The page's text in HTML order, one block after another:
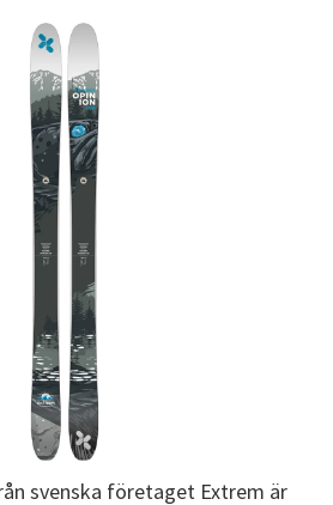
svenska företaget Extrem är